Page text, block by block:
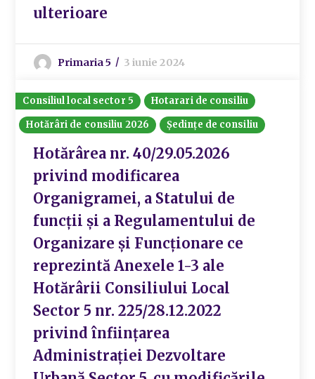
ulterioare
Primaria 5 3 iunie 2024
Consiliul local sector 5
Hotarari de consiliu
Hotărâri de consiliu 2026
Ședințe de consiliu
Hotărârea nr. 40/29.05.2026
privind modificarea
Organigramei, a Statului de
funcții și a Regulamentului de
Organizare și Funcționare ce
reprezintă Anexele 1-3 ale
Hotărârii Consiliului Local
Sector 5 nr. 225/28.12.2022
privind înființarea
Administrației Dezvoltare